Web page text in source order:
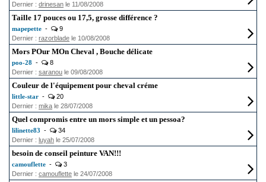
Dernier : drinesan le 11/08/2008
Taille 17 pouces ou 17,5, grosse différence ?
mapepette -
9
Dernier : razorblade le 10/08/2008
Mors POur MOn Cheval , Bouche délicate
poo-28 -
8
Dernier : saranou le 09/08/2008
Couleur de l'équipement pour cheval créme
little-star -
20
Dernier : mika le 28/07/2008
Quel compromis entre un mors simple et un pessoa?
lilinette83 -
34
Dernier : luyah le 25/07/2008
besoin de conseil peinture VAN!!!
camouflette -
3
Dernier : camouflette le 24/07/2008